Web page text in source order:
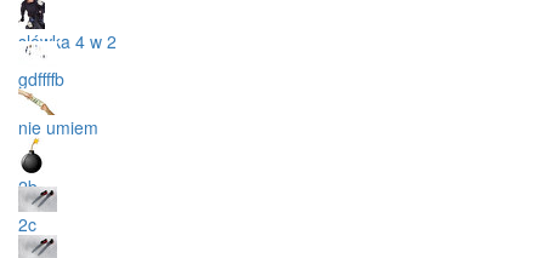
slówka 4 w 2
gdffffb
nie umiem
2b
2c